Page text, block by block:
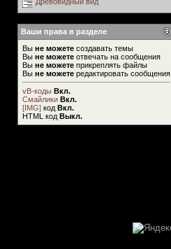
Ваши права в разделе
Вы не можете создавать темы
Вы не можете отвечать на сообщения
Вы не можете прикреплять файлы
Вы не можете редактировать сообщения
vB-коды Вкл.
Смайлики Вкл.
[IMG] код Вкл.
HTML код Выкл.